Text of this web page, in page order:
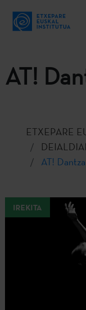
AT!
ETXEPARE
AT!
IREKITA